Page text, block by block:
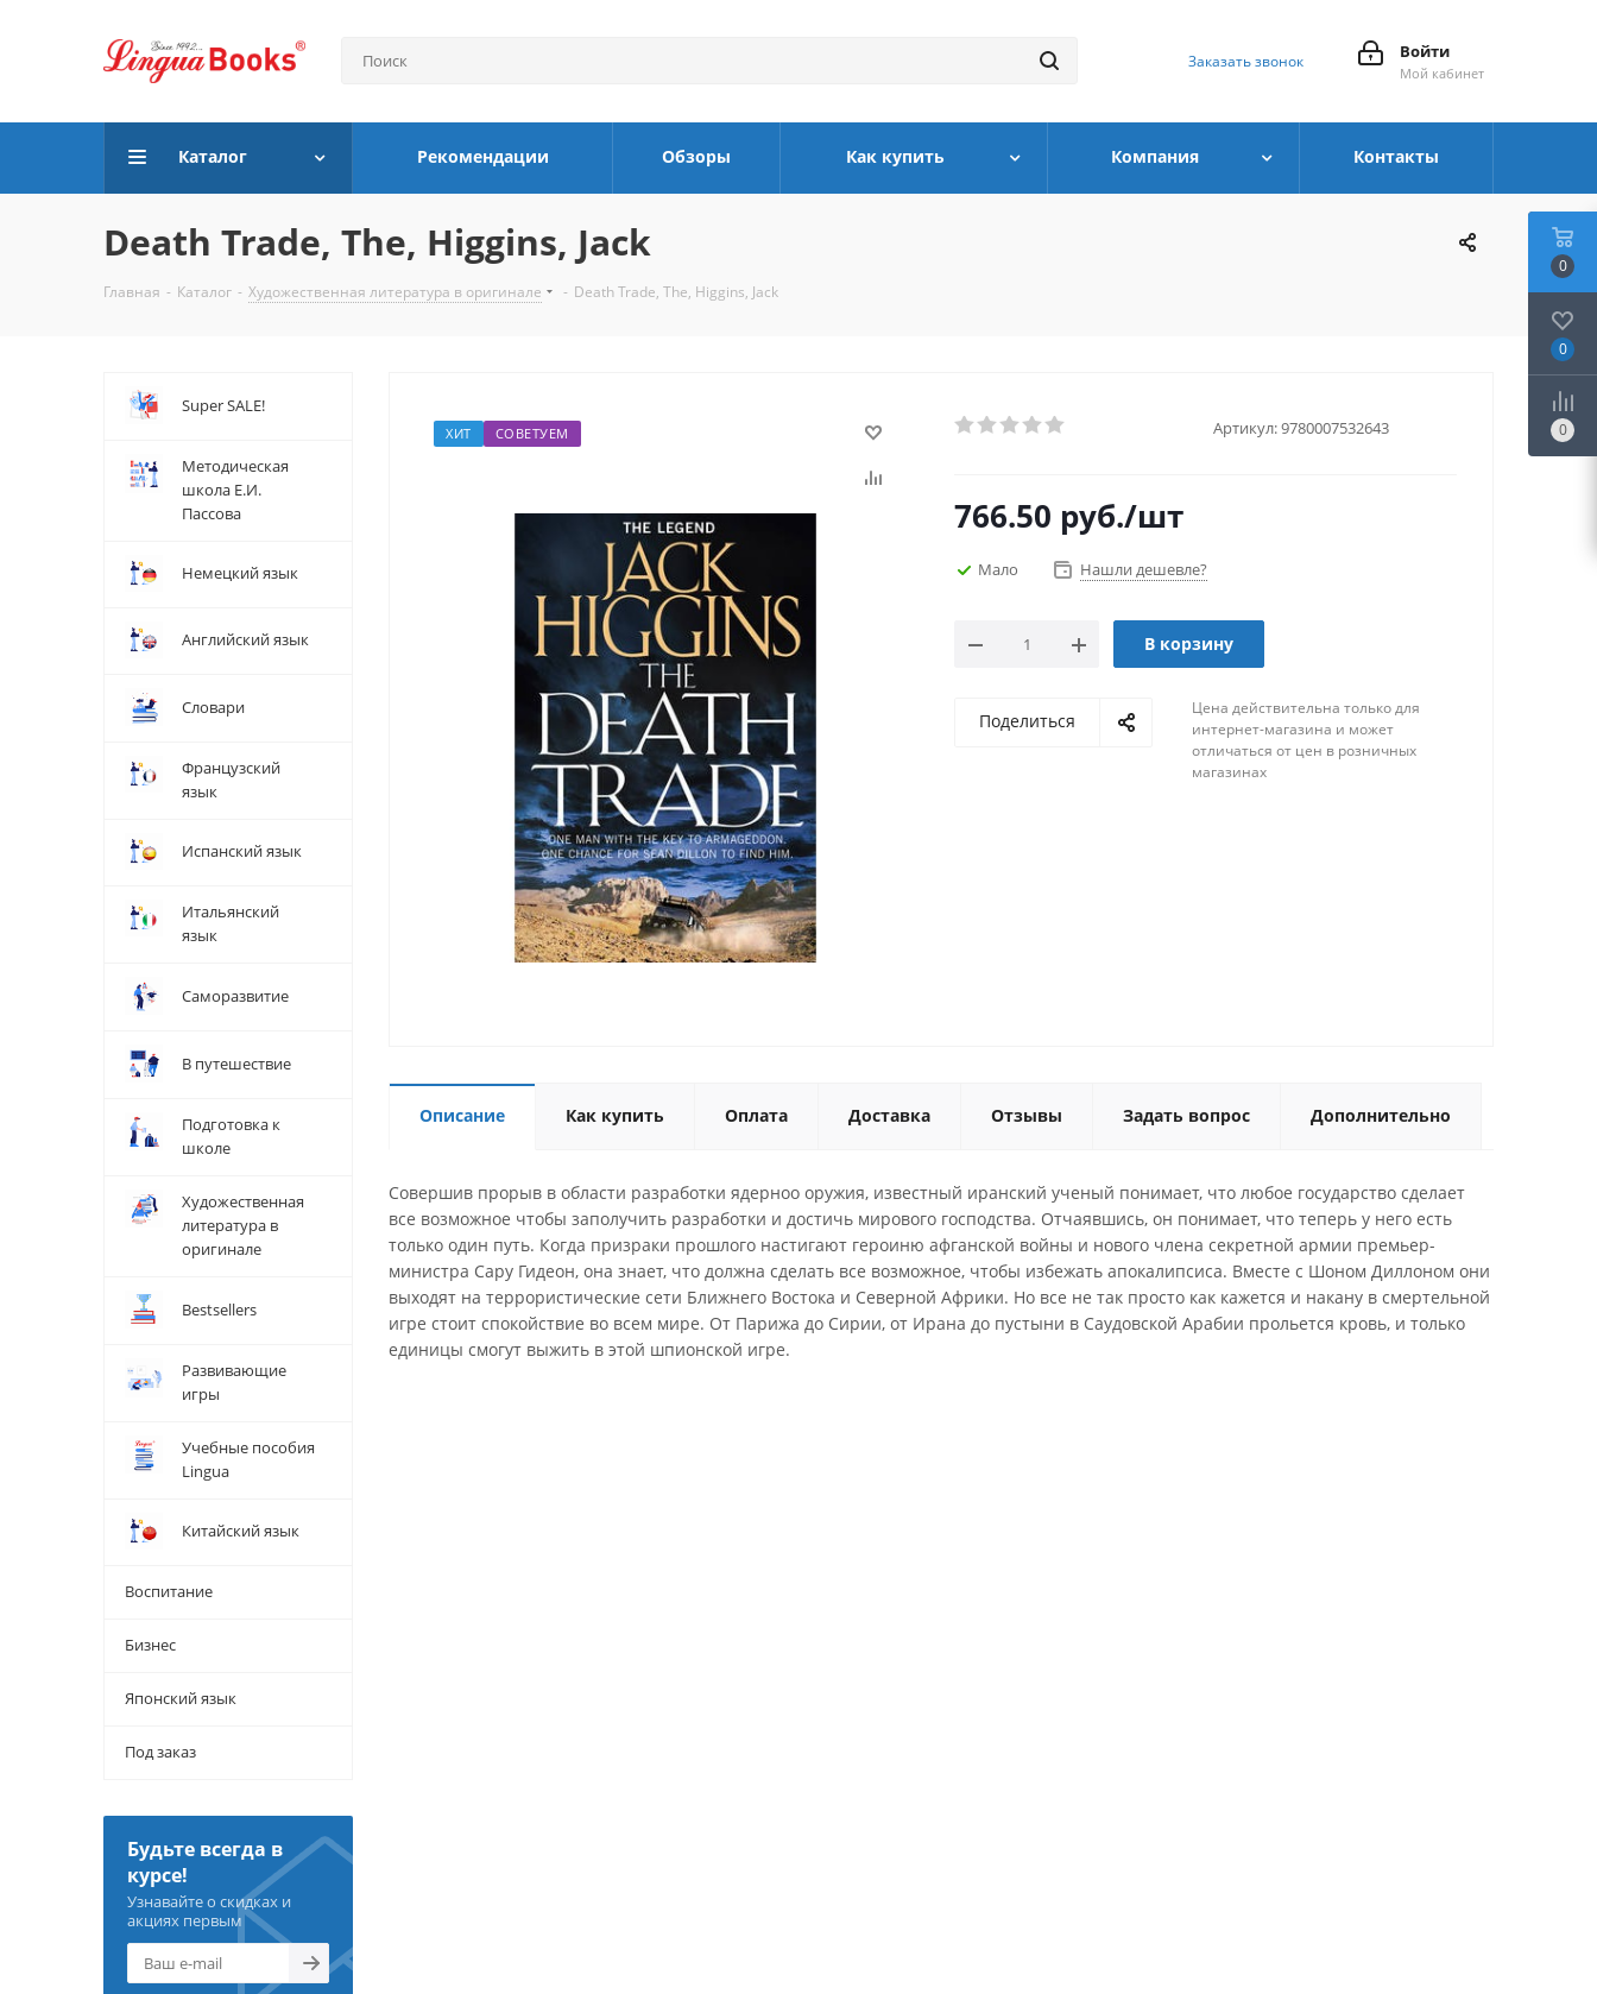
Войти
Мой кабинет
Заказать звонок
Каталог Рекомендации Обзоры Как купить Компания Контакты
Death Trade, The, Higgins, Jack
Главная - Каталог - Художественная литература в оригинале - Death Trade, The, Higgins, Jack
ХИТ СОВЕТУЕМ Артикул:9780007532643
766.50 руб./шт
Мало Нашли дешевле?
В корзину
Поделиться
Цена действительна только для
интернет-магазина и может
отличаться от цен в розничных
магазинах
Описание Как купить Оплата Доставка Отзывы Задать вопрос Дополнительно
Совершив прорыв в области разработки ядерноо оружия, известный иранский ученый понимает, что любое государство сделает
все возможное чтобы заполучить разработки и достичь мирового господства. Отчаявшись, он понимает, что теперь у него есть
только один путь. Когда призраки прошлого настигают героиню афганской войны и нового члена секретной армии премьер-
министра Сару Гидеон, она знает, что должна сделать все возможное, чтобы избежать апокалипсиса. Вместе с Шоном Диллоном они
выходят на террористические сети Ближнего Востока и Северной Африки. Но все не так просто как кажется и накану в смертельной
игре стоит спокойствие во всем мире. От Парижа до Сирии, от Ирана до пустыни в Саудовской Арабии прольется кровь, и только
единицы смогут выжить в этой шпионской игре.
Super SALE!
Методическая
школа Е.И.
Пассова
Немецкий язык
Английский язык
Словари
Французский
язык
Испанский язык
Итальянский
язык
Саморазвитие
В путешествие
Подготовка к
школе
Художественная
литература в
оригинале
Bestsellers
Развивающие
игры
Учебные пособия
Lingua
Китайский язык
Воспитание
Бизнес
Японский язык
Под заказ
Будьте всегда в
курсе!
Узнавайте о скидках и
акциях первым
0
0
0